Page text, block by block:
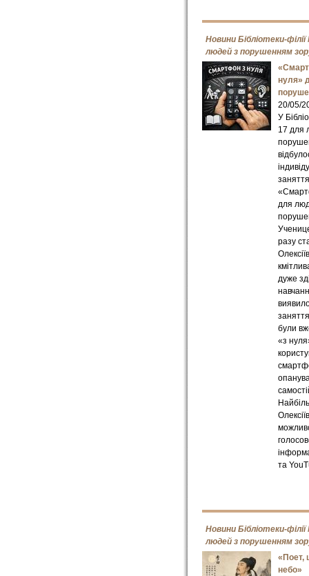
Новини Бібліотеки-
людей з порушенням
нуля»
20/05/
У
17 для
заняття
для
разу
дуже
були
«з
та
Новини Бібліотеки-
людей з порушенням
«Поет,
небо»